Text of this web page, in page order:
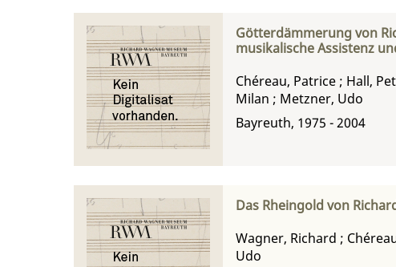
Götterdämmerung von
musikalische Assistenz
Chéreau, Patrice ; Hall,
Milan ; Metzner, Udo
Bayreuth, 1975 - 2004
Das Rheingold von
Wagner, Richard ;
Udo